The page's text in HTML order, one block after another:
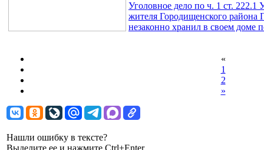
Уголовное дело по ч. 1 ст.
жителя Городищенского района
незаконно хранил в своем доме
«
1
2
»
Нашли ошибку в тексте?
Выделите ее и нажмите Ctrl+Enter